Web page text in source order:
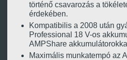
történő csavarozás a
érdekében.
Kompatibilis a 2008 után
Professional 18 V-os
AMPShare
Maximális munkatempó az